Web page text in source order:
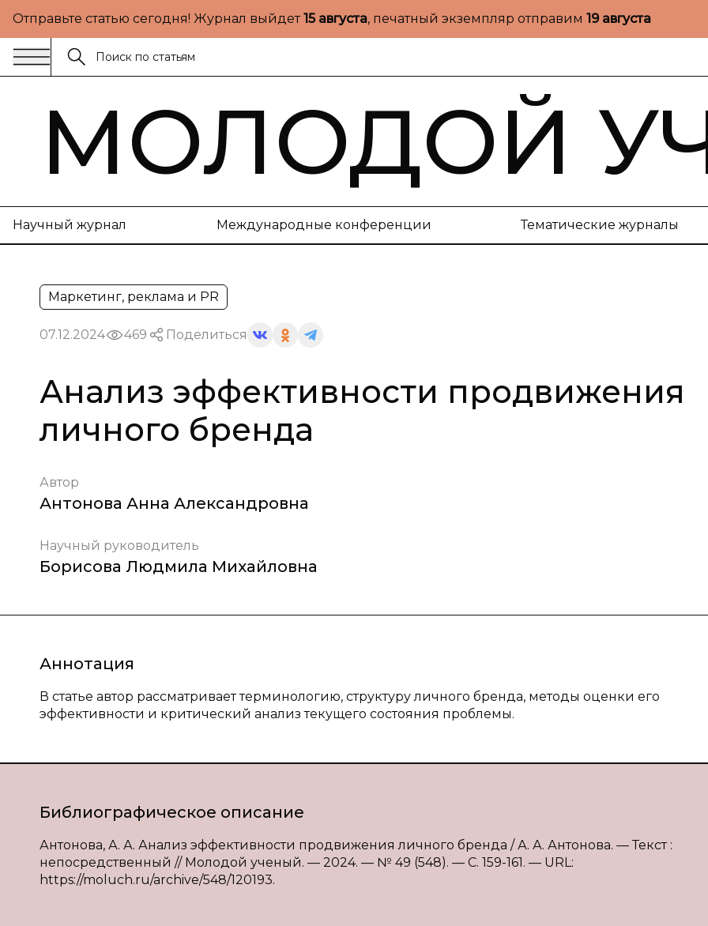
Отправьте статью сегодня! Журнал выйдет15 августа, печатный экземпляр отправим 19 августа
МОЛОДОЙ
Научный журнал Международные конференции Тематические журналы
Маркетинг, реклама и PR
07.12.2024 469 Поделиться
Анализ эффективности продвижения
личного бренда
Автор
Антонова Анна Александровна
Научный руководитель
Борисова Людмила Михайловна
Аннотация
В статье автор рассматривает терминологию, структуру личного бренда, методы оценки его
эффективности и критический анализ текущего состояния проблемы.
Библиографическое описание
Антонова, А. А. Анализ эффективности продвижения личного бренда / А. А. Антонова. — Текст :
непосредственный // Молодой ученый. — 2024. — № 49 (548). — С. 159-161. — URL:
https://moluch.ru/archive/548/120193.